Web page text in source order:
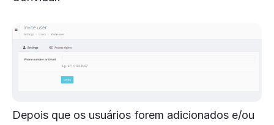
Depois que os usuários forem adicionados e/ou